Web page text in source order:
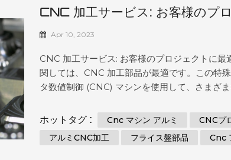
雑な形状や複雑なデザインを高い精度と正確さ
イピングに最適です。CNC 機械加工は、金属
CNC 加工サービス: お客様のプ
品 Apr 10, 2023
CNC 加工サービス: お客様のプロジェクトに最
関しては、CNC 加工部品が最適です。この特
タ数値制御 (CNC) マシンを使用して、さまざ
造する能力を備えた CNC 機械加工は、アプリ
CNC 機械加工部品の基本と、アプリケーショ
ホットタグ : Cnc マシン アルミ
CNCプ
アルミCNC加工
フライス盤部品 Cnc